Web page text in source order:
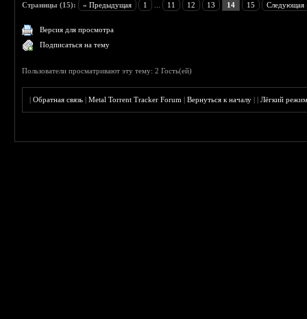
Страницы (15): « Предыдущая 1 11 12 13 14 15 Следующая
Версия для просмотра
Подписаться на тему
Пользователи просматривают эту тему: 2 Гость(ей)
|Обратная связь |Metal Torrent Tracker Forum |Вернуться к началу ||Лёгкий